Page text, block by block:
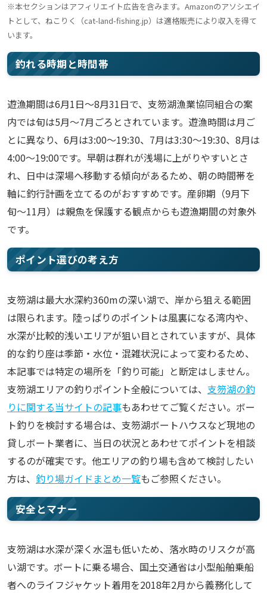
※本セクションはアフィリエイト広告を含みます。Amazonのアソシエイ
トとして、ねこりく（cat-land-fishing.jp）は適格販売により収入を得て
います。
釣れる時期と時間帯
遊漁期間は6月1日〜8月31日で、支笏湖漁業協同組合の案
内では旬は5月〜7月ごろとされています。遊漁時間は月ご
とに異なり、6月は3:00〜19:30、7月は3:30〜19:30、8月は
4:00〜19:00です。早朝は群れが浅場に上がりやすいとさ
れ、日中は深場へ移動する傾向があるため、朝の時間帯を
軸に釣行計画を立てるのがおすすめです。産卵期（9月下
旬〜11月）は親魚を保護する観点からも遊漁期間の対象外
です。
ポイント選びの考え方
支笏湖は最大水深約360mの深い湖で、岸から狙える範囲
は限られます。陸っぱりのポイントは風裏になる湾内や、
水深が比較的浅いエリアが狙い目とされていますが、具体
的な釣り座は季節・水位・混雑状況によって変わるため、
本記事では特定の場所を「釣り可能」と断定はしません。
支笏湖エリアの釣りポイント全般については、 支笏湖の釣
りに関する当サイトの記事もあわせてご覧ください。ボー
ト釣りを検討する場合は、支笏湖ボートハウスなど現地の
貸しボート業者に、当日の状況とあわせてポイントを相談
するのが確実です。他エリアの釣り場も含めて検討したい
方は、 釣り場ガイドまとめ一覧もご参照ください。
安全とマナー
支笏湖は水深が深く水温も低いため、落水時のリスクが高
い湖です。ボートに乗る場合、国土交通省は小型船舶乗船
者へのライフジャケット着用を2018年2月から義務化して